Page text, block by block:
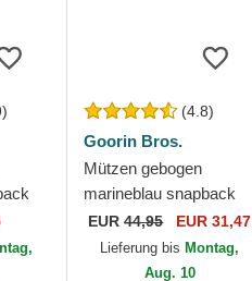
The
(4.8)
Goorin Bros.
Mützen gebogen
marineblau snapback
Fierce Bird Of Prey
Core Canvas The Farm
Goorin Bros.
EUR44,95 EUR 31,47
Lieferung bis Montag,
Aug. 10